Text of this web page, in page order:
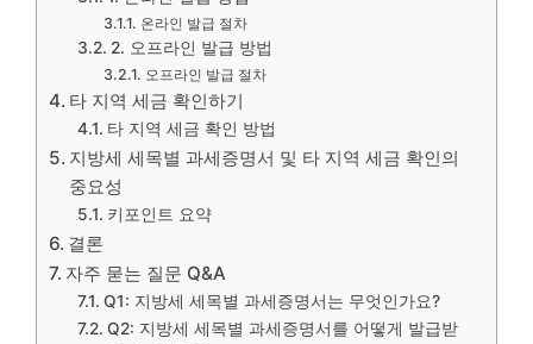
온라인 발급 절차
2. 오프라인 발급 방법
오프라인 발급 절차
타 지역 세금 확인하기
타 지역 세금 확인 방법
지방세 세목별 과세증명서 및 타 지역 세금 확인의
중요성
키포인트 요약
결론
자주 묻는 질문 Q&A
Q1: 지방세 세목별 과세증명서는 무엇인가요?
Q2: 지방세 세목별 과세증명서를 어떻게 발급받